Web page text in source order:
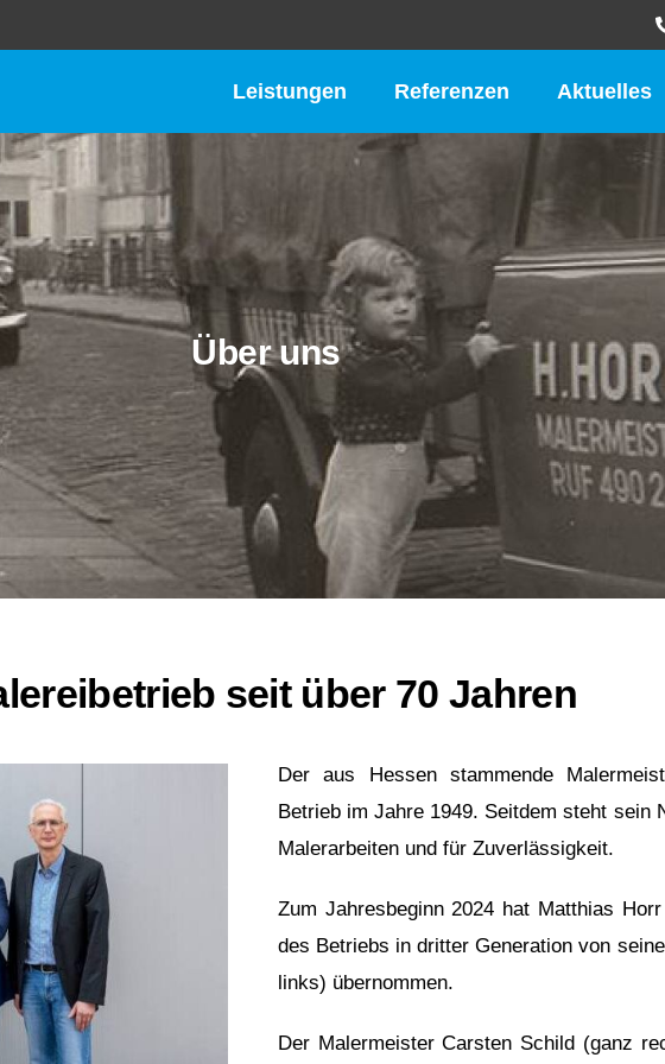
Leistungen Referenzen Aktuelles
Über uns
seit über 70 Jahren
Der aus Hessen stammende
Betrieb im Jahre 1949. Seitdem steht sein
Malerarbeiten und für Zuverlässigkeit.
Zum Jahresbeginn 2024 hat Matthias
des Betriebs in dritter Generation von
links) übernommen.
Der Malermeister Carsten Schild (ganz